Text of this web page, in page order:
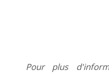
Pour plus